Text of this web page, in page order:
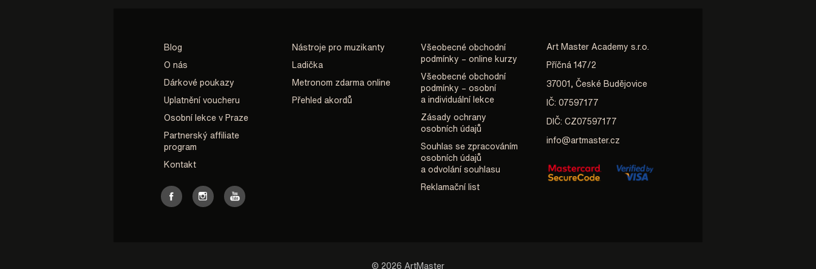
Blog
O nás
Dárkové poukazy
Uplatnění voucheru
Osobní lekce v Praze
Partnerský affiliate
program
Kontakt
Nástroje pro muzikanty
Ladička
Metronom zdarma online
Přehled akordů
Všeobecné obchodní
podmínky – online kurzy
Všeobecné obchodní
podmínky – osobní
a individuální lekce
Zásady ochrany
osobních údajů
Souhlas se zpracováním
osobních údajů
a odvolání souhlasu
Reklamační list
Art Master Academy s.r.o.
Příčná 147/2
37001, České Budějovice
IČ: 07597177
DIČ: CZ07597177
info@artmaster.cz
© 2026 ArtMaster